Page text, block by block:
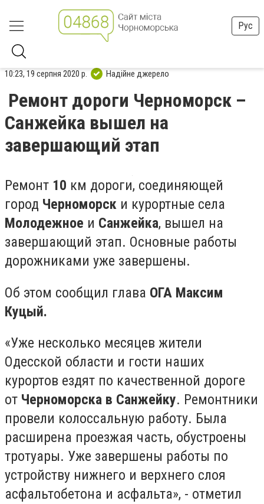
Рус
10:23, 19 серпня 2020 р. Надійне джерело
Ремонт дороги Черноморск –
Санжейка вышел на
завершающий этап
Ремонт 10 км дороги, соединяющей
город Черноморск и курортные села
Молодежное и Санжейка, вышел на
завершающий этап. Основные работы
дорожниками уже завершены.
Об этом сообщил глава ОГА Максим
Куцый.
«Уже несколько месяцев жители
Одесской области и гости наших
курортов ездят по качественной дороге
от Черноморска в Санжейку. Ремонтники
провели колоссальную работу. Была
расширена проезжая часть, обустроены
тротуары. Уже завершены работы по
устройству нижнего и верхнего слоя
асфальтобетона и асфальта», - отметил